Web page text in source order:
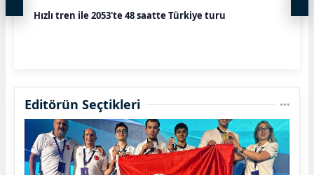
Hızlı tren ile 2053'te 48 saatte Türkiye turu
Editörün Seçtikleri